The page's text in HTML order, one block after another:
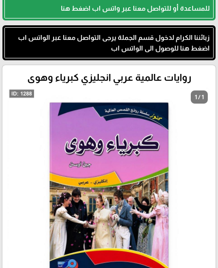
للمساعدة أو للتواصل معنا عبر واتس اب اضغط هنا
زبائننا الكرام لدخول قسم الجملة يرجى التواصل معنا عبر الواتس اب
اضغط هنا للوصول الى الواتس اب
روايات عالمية عربي انجليزي كبرياء وهوى
1 / 1